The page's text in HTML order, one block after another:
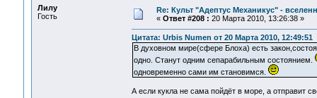
Лилу
Гость
Re: Культ "Адептус Механикус" -
« Ответ #208 : 20 Марта 2010, 13:26:38 »
Цитата: Urbis Numen от 20 Марта 2010, 12:49:51
В духовном мире(сфере Блоха) есть
одно. Станут одним сепарабильным состоянием.
одновременно сами им становимся.
А если кукла не сама пойдёт в море, а отправит